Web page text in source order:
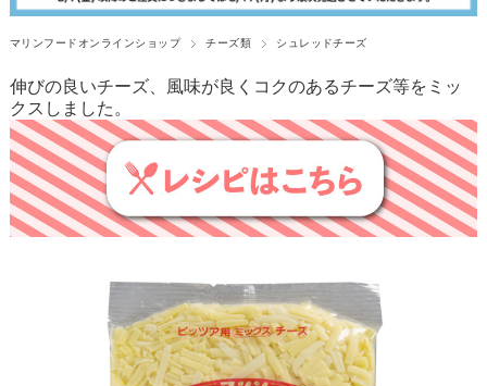
マリンフードオンラインショップ チーズ類 シュレッドチーズ
伸びの良いチーズ、風味が良くコクのあるチーズ等をミッ
クスしました。